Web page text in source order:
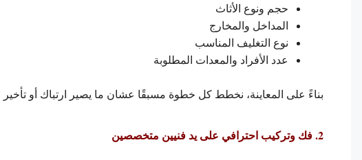
حجم ونوع الأثاث
المداخل والمخارج
نوع التغليف المناسب
عدد الأفراد والمعدات المطلوبة
بناءً على المعاينة، نخطط كل خطوة مسبقًا عشان ما يصير ارتباك أو
2. فك وتركيب احترافي على يد فنيين متخصصين